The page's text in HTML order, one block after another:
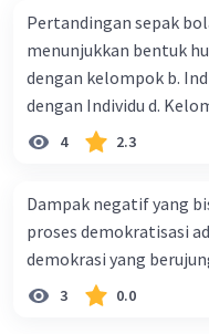
aktivitas
sehingga
agar
tepat dan
alat
Beri Rating·0.0(
Pertandingan sepak
menunjukkan bentuk
dengan kelompok b. Individu dengan kelompok c. Individu
dengan
4 2.3
Dampak negatif yang
proses demokratisasi
demokrasi yang
3 0.0